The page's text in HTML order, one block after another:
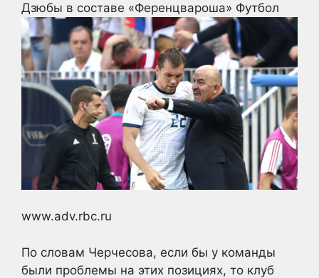
Дзюбы в составе «Ференцвароша» Футбол
www.adv.rbc.ru
По словам Черчесова, если бы у команды
были проблемы на этих позициях, то клуб